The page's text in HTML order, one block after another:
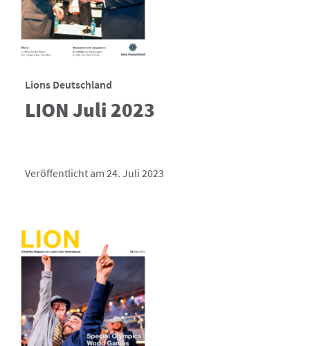
Lions Deutschland
LION Juli 2023
Veröffentlicht am 24. Juli 2023